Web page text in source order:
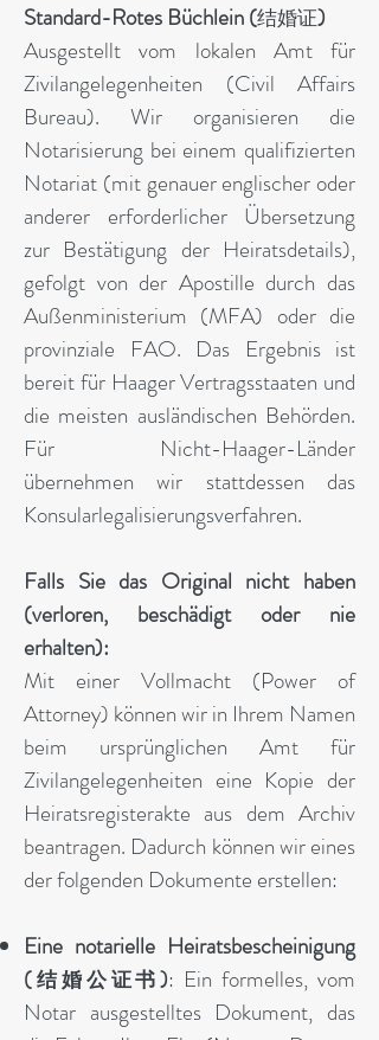
Standard-Rotes Büchlein (结婚证)
Ausgestellt vom lokalen Amt für
Zivilangelegenheiten (Civil Affairs
Bureau). Wir organisieren die
Notarisierung bei einem qualifizierten
Notariat (mit genauer englischer oder
anderer erforderlicher Übersetzung
zur Bestätigung der Heiratsdetails),
gefolgt von der Apostille durch das
Außenministerium (MFA) oder die
provinziale FAO. Das Ergebnis ist
bereit für Haager Vertragsstaaten und
die meisten ausländischen Behörden.
Für Nicht-Haager-Länder
übernehmen wir stattdessen das
Konsularlegalisierungsverfahren.
Falls Sie das Original nicht haben
(verloren, beschädigt oder nie
erhalten):
Mit einer Vollmacht (Power of
Attorney) können wir in Ihrem Namen
beim ursprünglichen Amt für
Zivilangelegenheiten eine Kopie der
Heiratsregisterakte aus dem Archiv
beantragen. Dadurch können wir eines
der folgenden Dokumente erstellen:
Eine notarielle Heiratsbescheinigung
( 结婚公证书): Ein formelles, vom
Notar ausgestelltes Dokument, das